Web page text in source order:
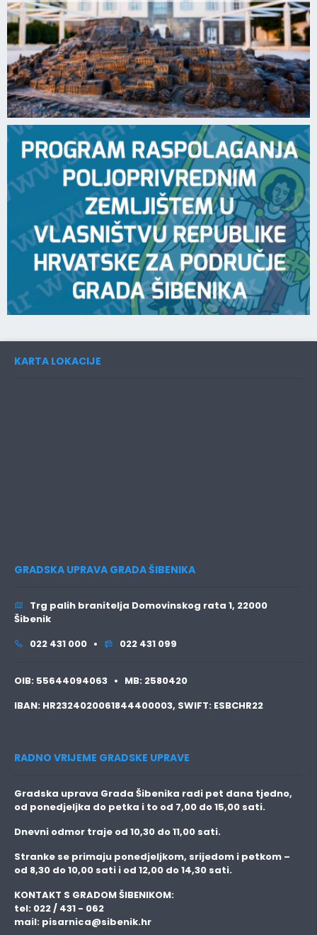
KARTA LOKACIJE
GRADSKA UPRAVA GRADA ŠIBENIKA
Trg palih branitelja Domovinskog rata 1, 22000
Šibenik
022 431 000 •
022 431 099
OIB: 55644094063 • MB: 2580420
IBAN: HR2324020061844400003, SWIFT: ESBCHR22
RADNO VRIJEME GRADSKE UPRAVE
Gradska uprava Grada Šibenika radi pet dana tjedno,
od ponedjeljka do petka i to od 7,00 do 15,00 sati.
Dnevni odmor traje od 10,30 do 11,00 sati.
Stranke se primaju ponedjeljkom, srijedom i petkom –
od 8,30 do 10,00 sati i od 12,00 do 14,30 sati.
KONTAKT S GRADOM ŠIBENIKOM:
tel: 022 / 431 - 062
mail: pisarnica@sibenik.hr